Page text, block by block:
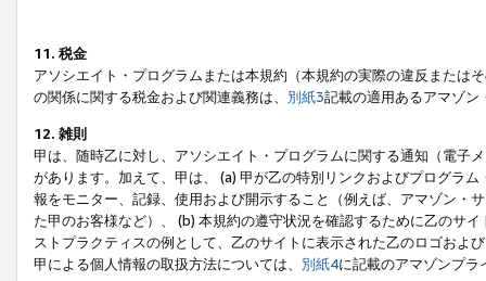
11. 税金
アソシエイト・プログラムまたは本規約（本規約の実際の違反または
の関係に関する税金および関連義務は、 別紙3記載の適用あるアマゾン
12. 雑則
甲は、随時乙に対し、アソシエイト・プログラムに関する通知（電子
があります。加えて、甲は、 (a) 甲が乙の特別リンクおよびプログラ
報をモニター、記録、使用および開示すること（例えば、アマゾン・
た甲のお客様など）、 (b) 本規約の遵守状況を確認するために乙のサ
ストプラクティスの例として、乙のサイトに表示された乙のロゴおよ
甲による個人情報の取扱方法については、 別紙4に記載のアマゾンプ